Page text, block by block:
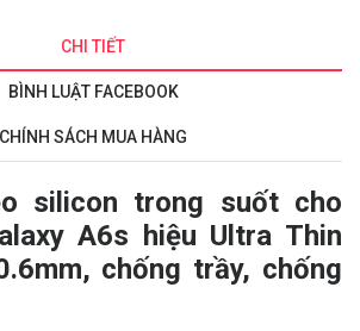
CHI TIẾT
BÌNH LUẬT FACEBOOK
CHÍNH SÁCH MUA HÀNG
silicon trong suốt cho
A6s hiệu Ultra Thin
chống trầy, chống